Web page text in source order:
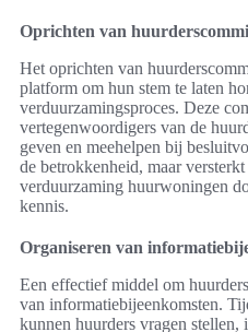
Oprichten van
Het oprichten van
platform om hun stem te laten
verduurzamingsproces. Deze
vertegenwoordigers van de
geven en meehelpen bij
de betrokkenheid, maar
verduurzaming huurwoningen
kennis.
Organiseren van
Een effectief middel om
van informatiebijeenkomsten.
kunnen huurders vragen stellen,